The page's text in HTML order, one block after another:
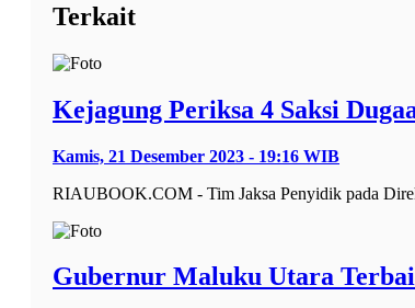
Terkait
Kejagung Periksa 4 Saksi
Kamis, 21 Desember 2023 - 19:16 WIB
RIAUBOOK.COM - Tim Jaksa Penyidik pada
Gubernur Maluku Utara